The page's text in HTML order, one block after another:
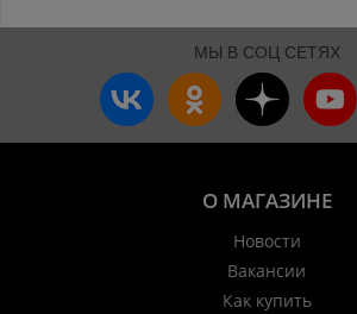
МЫ В СОЦ СЕТЯХ
О МАГАЗИНЕ
Новости
Вакансии
Как купить